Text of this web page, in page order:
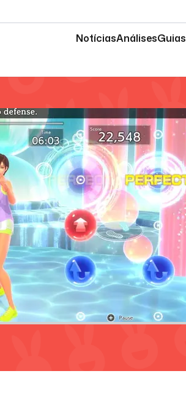
NotíciasAnálisesGuias